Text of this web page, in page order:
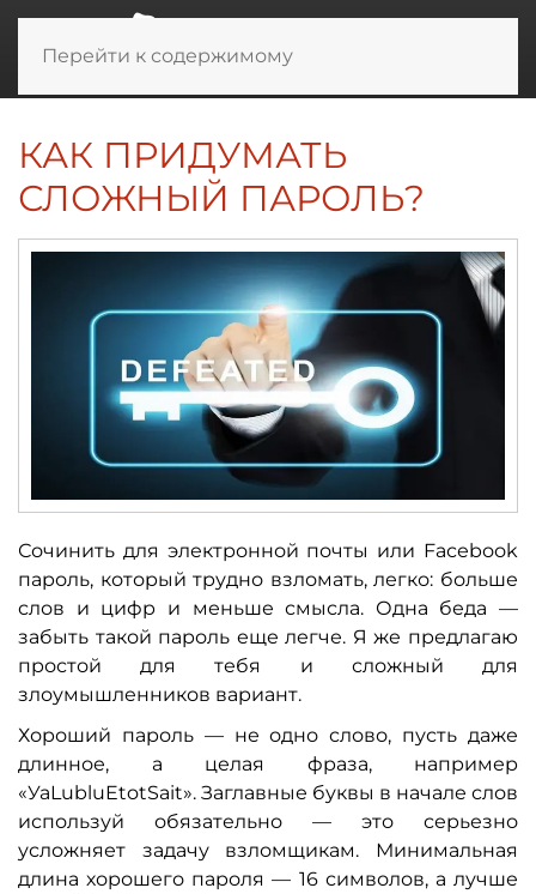
Перейти к содержимому
КАК ПРИДУМАТЬ
СЛОЖНЫЙ ПАРОЛЬ?
Сочинить для электронной почты или Fасеbооk
пароль, который трудно взломать, легко: больше
слов и цифр и меньше смысла. Одна беда —
забыть такой пароль еще легче. Я же предлагаю
простой для тебя и сложный для
злоумышленников вариант.
Хороший пароль — не одно слово, пусть даже
длинное, а целая фраза, например
«УаLubluEtotSait». Заглавные буквы в начале слов
используй обязательно — это серьезно
усложняет задачу взломщикам. Минимальная
длина хорошего пароля — 16 символов, а лучше